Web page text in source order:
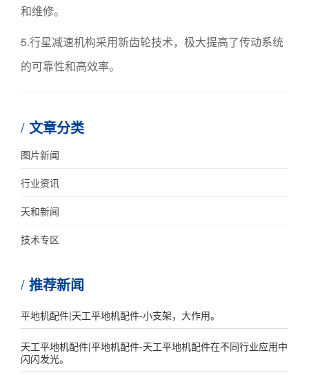
和维修。
5.行星减速机构采用新齿轮技术，极大提高了传动系统
的可靠性和高效率。
文章分类
图片新闻
行业资讯
天和新闻
技术专区
推荐新闻
平地机配件|天工平地机配件-小支架，大作用。
天工平地机配件|平地机配件-天工平地机配件在不同行业应用中
闪闪发光。